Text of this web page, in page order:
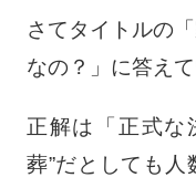
さてタイトルの
なの？」に答え
正解は「正式な
葬”だとしても